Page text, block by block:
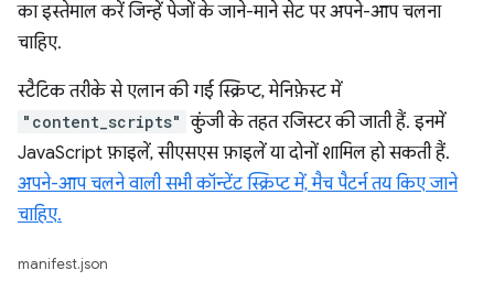
का इस्तेमाल करें जिन्हें पेजों के जाने-माने सेट पर अपने-आप चलना
चाहिए.
स्टैटिक तरीके से एलान की गई स्क्रिप्ट, मेनिफ़ेस्ट में
"content_scripts" कुंजी के तहत रजिस्टर की जाती हैं. इनमें
JavaScript फ़ाइलें, सीएसएस फ़ाइलें या दोनों शामिल हो सकती हैं.
अपने-आप चलने वाली सभी कॉन्टेंट स्क्रिप्ट में, मैच पैटर्न तय किए जाने
चाहिए.
manifest.json